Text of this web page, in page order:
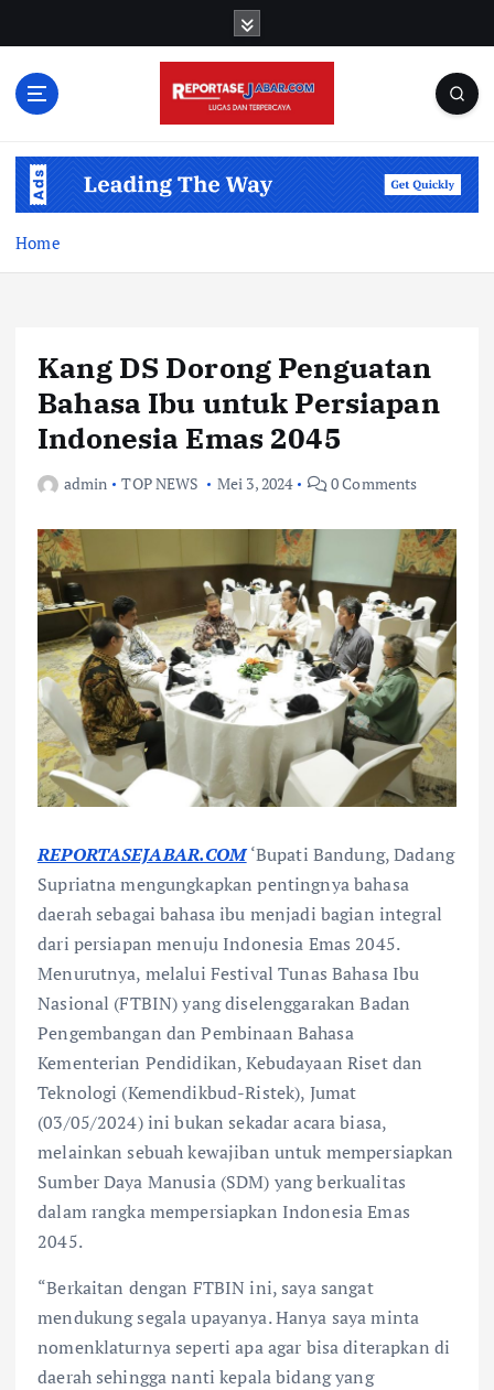
Home
Kang DS Dorong Penguatan
Bahasa Ibu untuk Persiapan
Indonesia Emas 2045
admin TOP NEWS Mei 3, 2024 0 Comments
REPORTASEJABAR.COM‘Bupati Bandung, Dadang
Supriatna mengungkapkan pentingnya bahasa
daerah sebagai bahasa ibu menjadi bagian integral
dari persiapan menuju Indonesia Emas 2045.
Menurutnya, melalui Festival Tunas Bahasa Ibu
Nasional (FTBIN) yang diselenggarakan Badan
Pengembangan dan Pembinaan Bahasa
Kementerian Pendidikan, Kebudayaan Riset dan
Teknologi (Kemendikbud-Ristek), Jumat
(03/05/2024) ini bukan sekadar acara biasa,
melainkan sebuah kewajiban untuk mempersiapkan
Sumber Daya Manusia (SDM) yang berkualitas
dalam rangka mempersiapkan Indonesia Emas
2045.
“Berkaitan dengan FTBIN ini, saya sangat
mendukung segala upayanya. Hanya saya minta
nomenklaturnya seperti apa agar bisa diterapkan di
daerah sehingga nanti kepala bidang yang